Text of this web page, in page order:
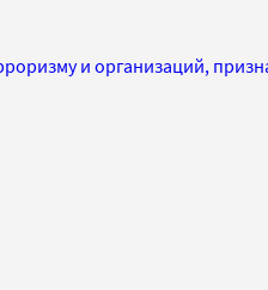
и организаций,